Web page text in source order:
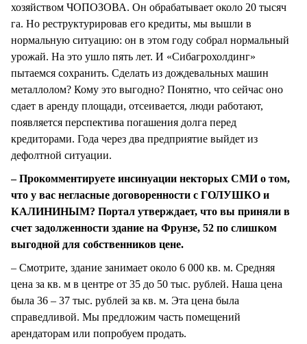
хозяйством ЧОПОЗОВА. Он обрабатывает около 20 тысяч
га. Но реструктурировав его кредиты, мы вышли в
нормальную ситуацию: он в этом году собрал нормальный
урожай. На это ушло пять лет. И «Сибагрохолдинг»
пытаемся сохранить. Сделать из дождевальных машин
металлолом? Кому это выгодно? Понятно, что сейчас оно
сдает в аренду площади, отсеивается, люди работают,
появляется перспектива погашения долга перед
кредиторами. Года через два предприятие выйдет из
дефолтной ситуации.
– Прокомментируете инсинуации некторых СМИ о том,
что у вас негласные договоренности с ГОЛУШКО и
КАЛИНИНЫМ? Портал утверждает, что вы приняли в
счет задолженности здание на Фрунзе, 52 по слишком
выгодной для собственников цене.
– Смотрите, здание занимает около 6 000 кв. м. Средняя
цена за кв. м в центре от 35 до 50 тыс. рублей. Наша цена
была 36 – 37 тыс. рублей за кв. м. Эта цена была
справедливой. Мы предложим часть помещений
арендаторам или попробуем продать.